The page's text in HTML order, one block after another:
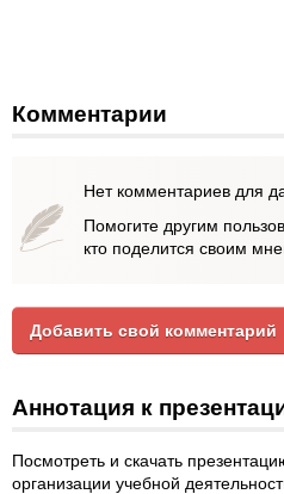
Комментарии
Нет комментариев для
Помогите другим
кто поделится своим
Добавить свой комментарий
Аннотация к
Посмотреть и скачать
организации учебной